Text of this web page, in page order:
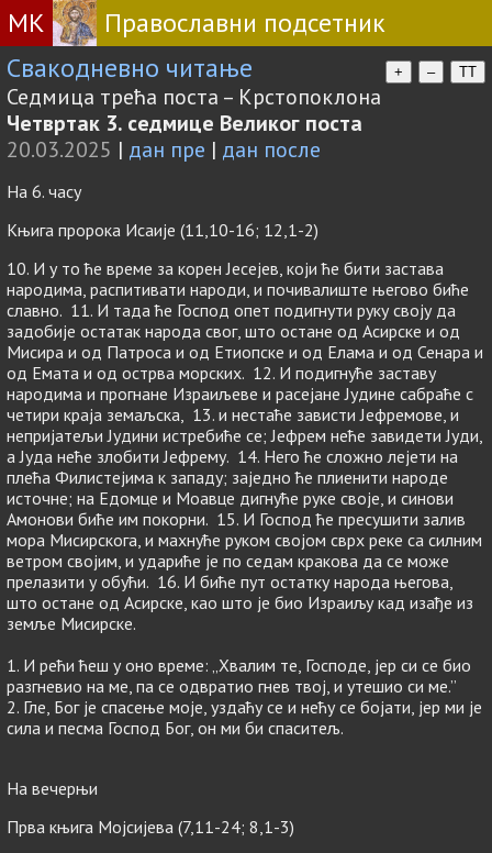
МК
Православни подсетник
Свакодневно читање
+ – TT
Седмица трећа поста – Крстопоклона
Четвртак 3. седмице Великог поста
20.03.2025 | дан пре | дан после
На 6. часу
Књига пророка Исаије (11,10-16; 12,1-2)
10. И у то ће време за корен Јесејев, који ће бити застава
народима, распитивати народи, и почивалиште његово биће
славно. 11. И тада ће Господ опет подигнути руку своју да
задобије остатак народа свог, што остане од Асирске и од
Мисира и од Патроса и од Етиопске и од Елама и од Сенара и
од Емата и од острва морских. 12. И подигнуће заставу
народима и прогнане Израиљеве и расејане Јудине сабраће с
четири краја земаљска, 13. и нестаће зависти Јефремове, и
непријатељи Јудини истребиће се; Јефрем неће завидети Јуди,
а Јуда неће злобити Јефрему. 14. Него ће сложно лејети на
плећа Филистејима к западу; заједно ће плиенити народе
источне; на Едомце и Моавце дигнуће руке своје, и синови
Амонови биће им покорни. 15. И Господ ће пресушити залив
мора Мисирскога, и махнуће руком својом сврх реке са силним
ветром својим, и удариће је по седам кракова да се може
прелазити у обући. 16. И биће пут остатку народа његова,
што остане од Асирске, као што је био Израиљу кад изађе из
земље Мисирске.
1. И рећи ћеш у оно време: „Хвалим те, Господе, јер си се био
разгневио на ме, па се одвратио гнев твој, и утешио си ме.”
2. Гле, Бог је спасење моје, уздаћу се и нећу се бојати, јер ми је
сила и песма Господ Бог, он ми би спаситељ.
На вечерњи
Прва књига Мојсијева (7,11-24; 8,1-3)